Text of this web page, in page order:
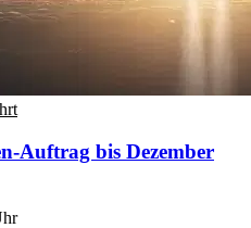
Auftrag bis Dezember